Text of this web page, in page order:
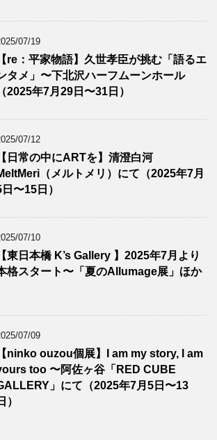
07/19
【re：平家物語】久世孝臣が挑む「語るエ
タメ」〜下北沢ハーフムーンホール
（2025年7月29日〜31日）
07/12
【日常の中にARTを】清澄白河
（メルトメリ）にて（2025年7月
〜15日）
07/10
【東日本橋 K’s Gallery 】2025年7月より
格スタート〜「夏のAllumage展」ほか
07/09
【ninko ouzou個展】I am my story, I am
too 〜阿佐ヶ谷「RED CUBE
」にて（2025年7月5日〜13
）